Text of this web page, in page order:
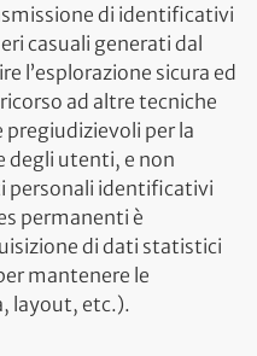
di identificativi
casuali generati dal
l’esplorazione sicura ed
ad altre tecniche
per la
degli utenti, e non
personali identificativi
permanenti è
di dati statistici
mantenere le
layout, etc.).